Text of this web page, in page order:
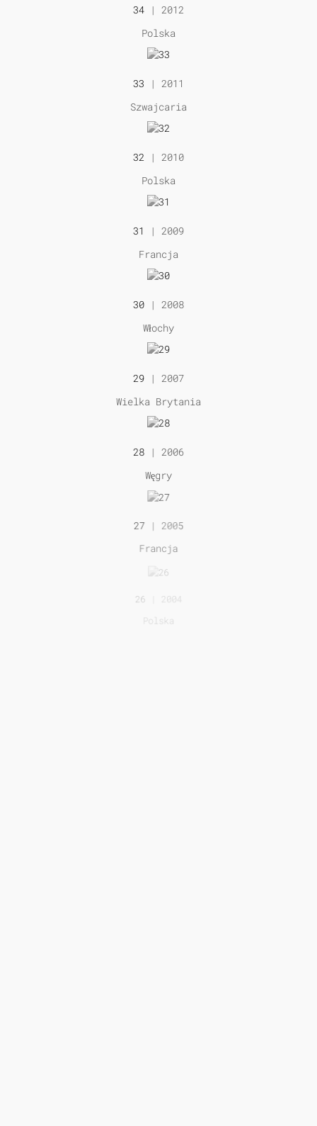
34 | 2012
Polska
33 | 2011
Szwajcaria
32 | 2010
Polska
31
| 2009
Francja
30 | 2008
Włochy
29 | 2007
Wielka Brytania
28 | 2006
Węgry
27| 2005
Francja
26| 2004
Polska